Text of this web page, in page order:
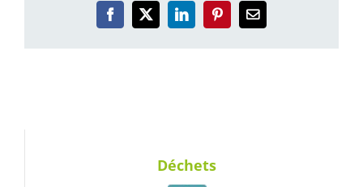
Facebook
X LinkedInPinterestEmail
Déchets